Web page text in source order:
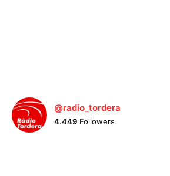
@radio_tordera
4.449 Followers